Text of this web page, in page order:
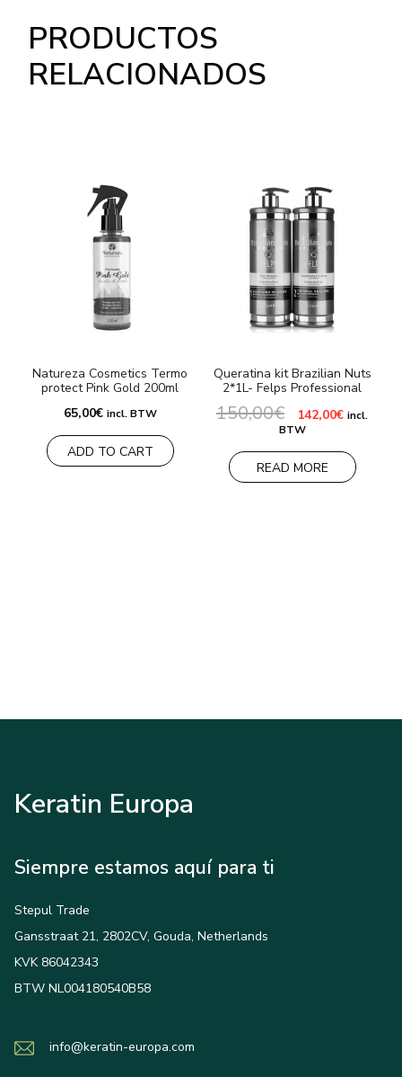
PRODUCTOS
RELACIONADOS
Natureza Cosmetics Termo
protect Pink Gold 200ml
65,00€ incl. BTW
ADD TO CART
Queratina kit Brazilian Nuts
2*1L- Felps Professional
150,00€ El
precio
original
era:
150,00€.
142,00€El
es:
142,00€.
incl.
BTW
READ MORE
Keratin Europa
Siempre estamos aquí para ti
Stepul Trade
Gansstraat 21, 2802CV, Gouda, Netherlands
KVK 86042343
BTW NL004180540B58
info@keratin-europa.com